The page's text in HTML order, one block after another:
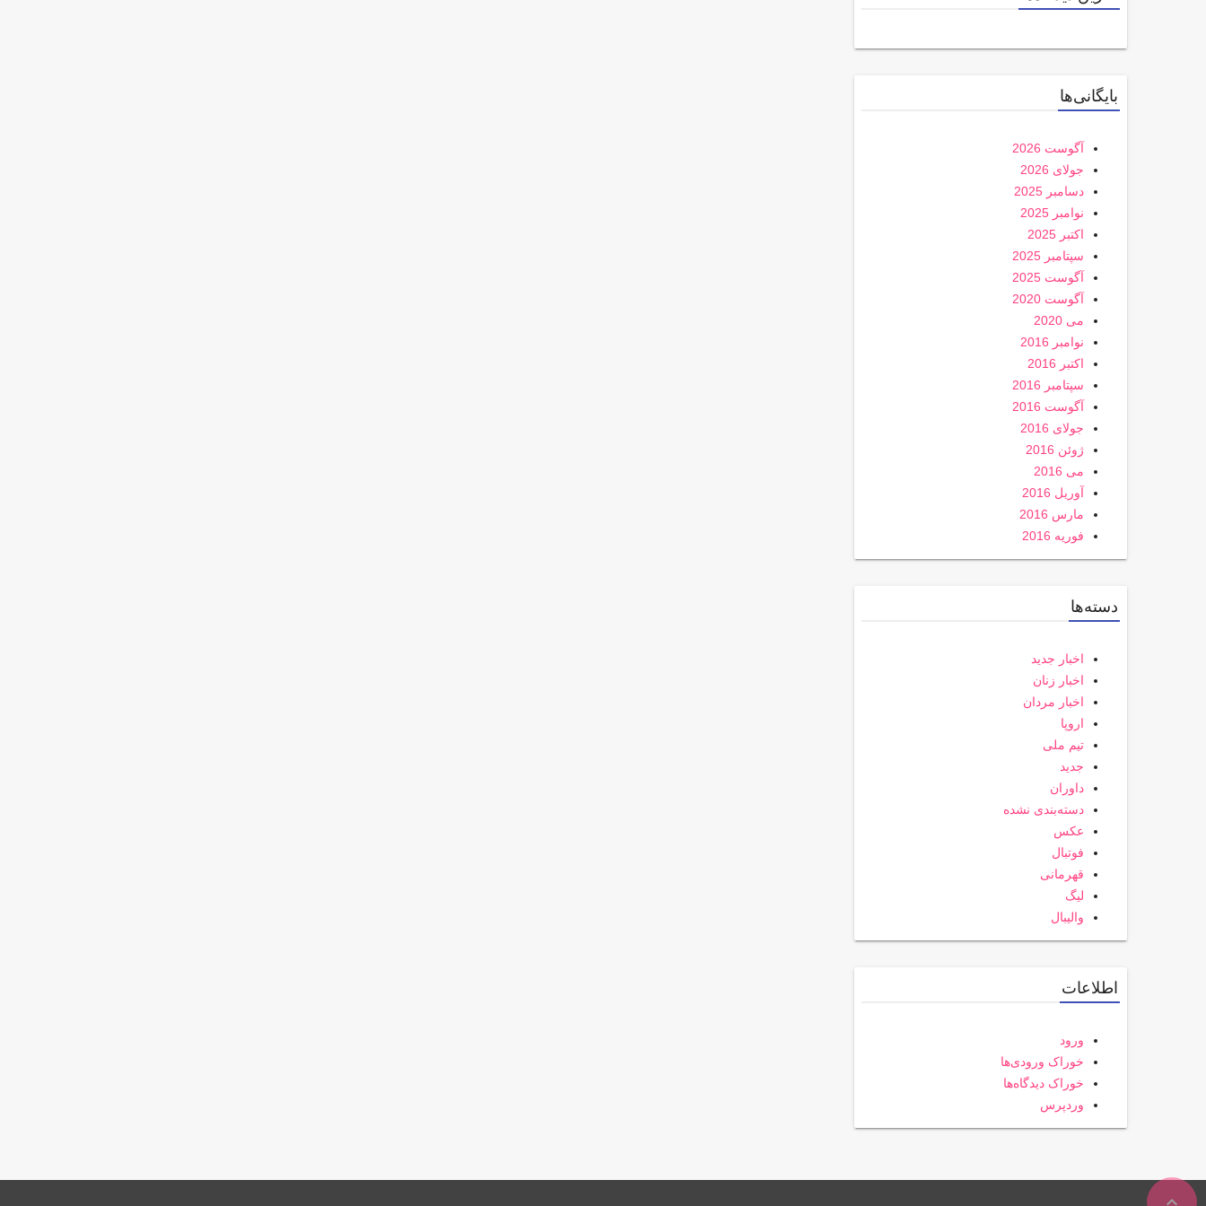
بایگانی‌ها
آگوست 2026
جولای 2026
دسامبر 2025
نوامبر 2025
اکتبر 2025
سپتامبر 2025
آگوست 2025
آگوست 2020
می 2020
نوامبر 2016
اکتبر 2016
سپتامبر 2016
آگوست 2016
جولای 2016
ژوئن 2016
می 2016
آوریل 2016
مارس 2016
فوریه 2016
دسته‌ها
اخبار جدید
اخبار زنان
اخبار مردان
اروپا
تیم ملی
جدید
داوران
دسته‌بندی نشده
عکس
فوتبال
قهرمانی
لیگ
والیبال
اطلاعات
ورود
خوراک ورودی‌ها
خوراک دیدگاه‌ها
وردپرس